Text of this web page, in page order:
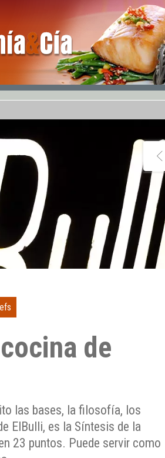
de
las bases, la filosofía, los
ElBulli, es la Síntesis de la
23 puntos. Puede servir como